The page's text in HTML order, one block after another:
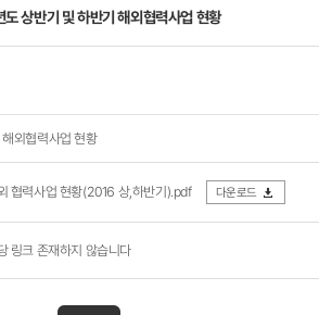
상반기 및 하반기 해외협력사업 현황
외협력사업 현황
협력사업 현황(2016 상,하반기).pdf 다운로드
링크 존재하지 않습니다